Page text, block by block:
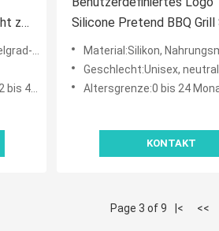
zu
Material
13 Jahre
Silicone Pretend BBQ Grill
Küche Koch Spielzeug
Barbecue Rollenspiel Set
Küche Spielzeug
Material:Silikon,
Geschlecht:Unisex, neutral
Altersgrenze:0 bis 24 Monate,
KONTAKT
Page 3 of 9 |< <<